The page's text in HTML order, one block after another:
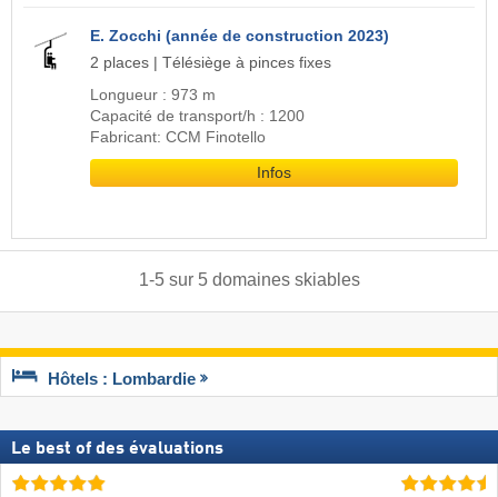
E. Zocchi (année de construction 2023)
2 places | Télésiège à pinces fixes
Longueur : 973 m
Capacité de transport/h : 1200
Fabricant: CCM Finotello
Infos
1-5sur 5 domaines skiables
Hôtels : Lombardie
Le best of des évaluations